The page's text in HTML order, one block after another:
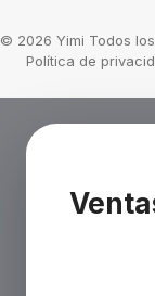
© 2026 Yimi Todos
Política de